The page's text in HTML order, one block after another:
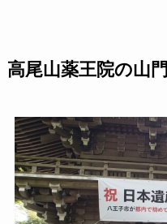
高尾山薬王院の山門